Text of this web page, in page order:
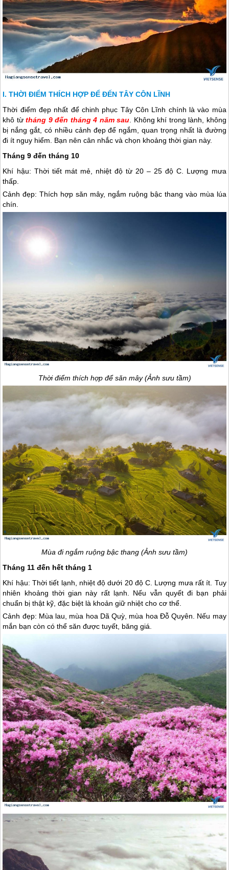
THỜI ĐIỂM THÍCH HỢP ĐỂ ĐẾN TÂY CÔN LĨNH
Thời điểm đẹp nhất để chinh phục Tây Côn Lĩnh chính là vào mùa
khô từtháng 9 đến tháng 4 năm sau . Không khí trong lành, không
bị nắng gắt, có nhiều cảnh đẹp để ngắm, quan trọng nhất là đường
đi ít nguy hiểm. Bạn nên cân nhắc và chọn khoảng thời gian này.
Tháng 9 đến tháng 10
Khí hậu: Thời tiết mát mẻ, nhiệt độ từ 20 – 25 độ C. Lượng mưa
thấp.
Cảnh đẹp: Thích hợp săn mây, ngắm ruộng bậc thang vào mùa lúa
chín.
Thời điểm thích hợp để săn mây (Ảnh sưu tầm)
Mùa đi ngắm ruộng bậc thang (Ảnh sưu tầm)
Tháng 11 đến hết tháng 1
Khí hậu: Thời tiết lạnh, nhiệt độ dưới 20 độ C. Lượng mưa rất ít. Tuy
nhiên khoảng thời gian này rất lạnh. Nếu vẫn quyết đi bạn phải
chuẩn bị thật kỹ, đặc biệt là khoản giữ nhiệt cho cơ thể.
Cảnh đẹp: Mùa lau, mùa hoa Dã Quỳ, mùa hoa Đỗ Quyên. Nếu may
mắn bạn còn có thể săn được tuyết, băng giá.